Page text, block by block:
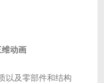
动画
以及零部件和结构